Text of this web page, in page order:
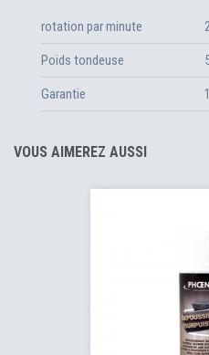
rotation par minute
Poids tondeuse
Garantie
VOUS AIMEREZ AUSSI